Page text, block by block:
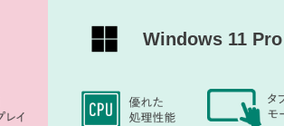
Windows 11 Pro